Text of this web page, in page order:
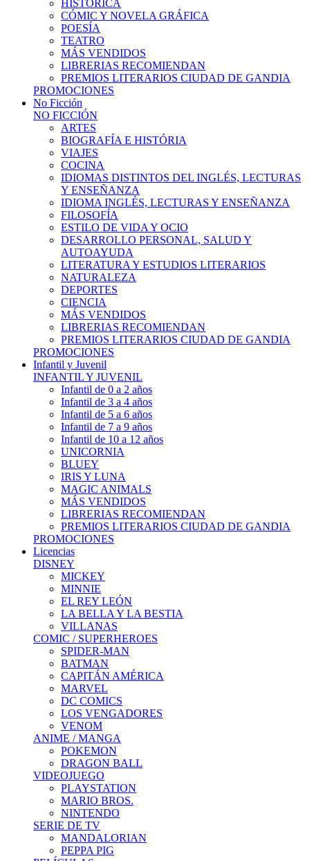
HISTÓRICA
CÓMIC Y NOVELA GRÁFICA
POESÍA
TEATRO
MÁS VENDIDOS
LIBRERIAS RECOMIENDAN
PREMIOS LITERARIOS CIUDAD DE GANDIA
PROMOCIONES
No Ficción
NO FICCIÓN
ARTES
BIOGRAFÍA E HISTÓRIA
VIAJES
COCINA
IDIOMAS DISTINTOS DEL INGLÉS, LECTURAS
Y ENSEÑANZA
IDIOMA INGLÉS, LECTURAS Y ENSEÑANZA
FILOSOFÍA
ESTILO DE VIDA Y OCIO
DESARROLLO PERSONAL, SALUD Y
AUTOAYUDA
LITERATURA Y ESTUDIOS LITERARIOS
NATURALEZA
DEPORTES
CIENCIA
MÁS VENDIDOS
LIBRERIAS RECOMIENDAN
PREMIOS LITERARIOS CIUDAD DE GANDIA
PROMOCIONES
Infantil y Juvenil
INFANTIL Y JUVENIL
Infantil de 0 a 2 años
Infantil de 3 a 4 años
Infantil de 5 a 6 años
Infantil de 7 a 9 años
Infantil de 10 a 12 años
UNICORNIA
BLUEY
IRIS Y LUNA
MAGIC ANIMALS
MÁS VENDIDOS
LIBRERIAS RECOMIENDAN
PREMIOS LITERARIOS CIUDAD DE GANDIA
PROMOCIONES
Licencias
DISNEY
MICKEY
MINNIE
EL REY LEÓN
LA BELLA Y LA BESTIA
VILLANAS
COMIC / SUPERHEROES
SPIDER-MAN
BATMAN
CAPITÁN AMÉRICA
MARVEL
DC COMICS
LOS VENGADORES
VENOM
ANIME / MANGA
POKEMON
DRAGON BALL
VIDEOJUEGO
PLAYSTATION
MARIO BROS.
NINTENDO
SERIE DE TV
MANDALORIAN
PEPPA PIG